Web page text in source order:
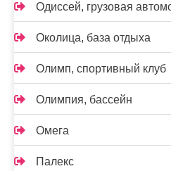
Одиссей, грузовая
Околица, база отдыха
Олимп, спортивный клуб
Олимпия, бассейн
Омега
Палекс